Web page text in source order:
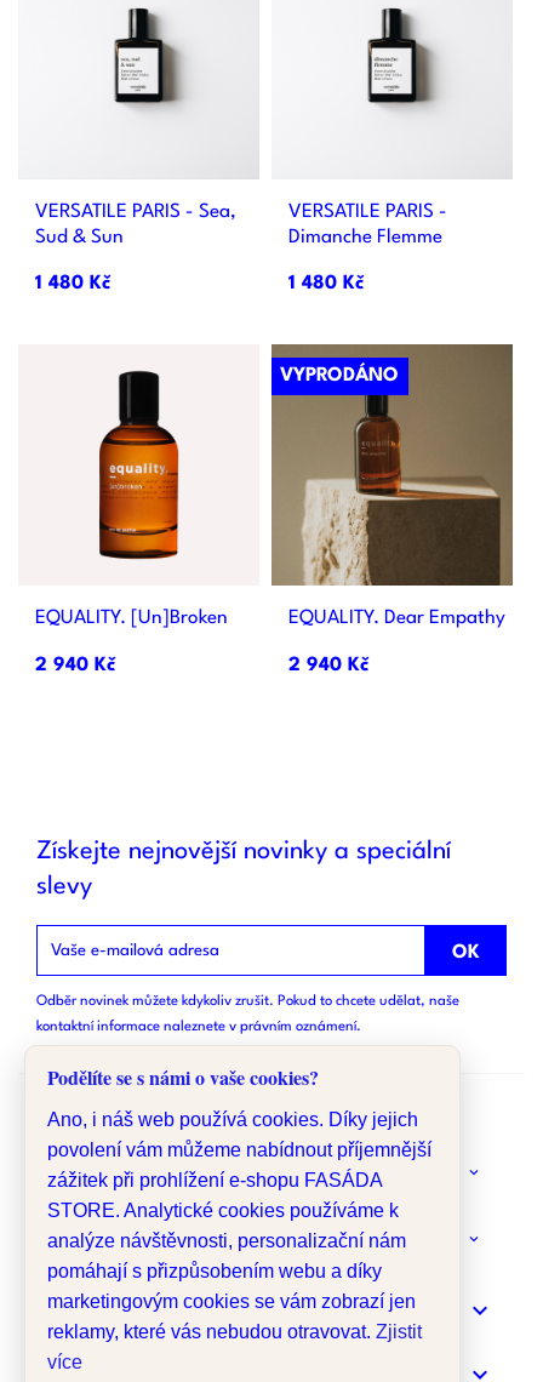
VERSATILE PARIS - Sea,
Sud & Sun
1 480 Kč
VERSATILE PARIS -
Dimanche Flemme
1 480 Kč
EQUALITY. [un]broken
2 940 Kč
EQUALITY. Dear Empathy
2 940 Kč
VYPRODÁNO
Získejte nejnovější novinky a speciální
slevy
Odběr novinek můžete kdykoliv zrušit. Pokud to chcete udělat, naše
kontaktní informace naleznete v právním oznámení.
O NÁS keyboard_arrow_down
MÁTE DOTAZ? keyboard_arrow_down
INFORMACE 
MENU 
Podělíte se s námi o vaše cookies?
Ano, i náš web používá cookies. Díky jejich
povolení vám můžeme nabídnout příjemnější
zážitek při prohlížení e-shopu FASÁDA
STORE. Analytické cookies používáme k
analýze návštěvnosti, personalizační nám
pomáhají s přizpůsobením webu a díky
marketingovým cookies se vám zobrazí jen
reklamy, které vás nebudou otravovat. Zjistit
více